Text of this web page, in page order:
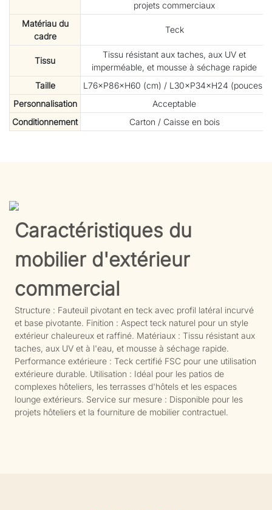
projets commerciaux
Matériau du
cadre
Teck
Tissu
Tissu résistant aux taches, aux UV et
imperméable, et mousse à séchage rapide
Taille
L76×P86×H60 (cm) / L30×P34×H24 (pouces)
Personnalisation
Acceptable
Conditionnement
Carton / Caisse en bois
Caractéristiques du
mobilier d'extérieur
commercial
Structure : Fauteuil pivotant en teck avec profil latéral incurvé
et base pivotante. Finition : Aspect teck naturel pour un style
extérieur chaleureux et raffiné. Matériaux : Tissu résistant aux
taches, aux UV et à l'eau, et mousse à séchage rapide.
Performance extérieure : Teck certifié FSC pour une utilisation
extérieure durable. Utilisation : Idéal pour les patios de
complexes hôteliers, les terrasses d'hôtels et les espaces
lounge extérieurs. Service sur mesure : Disponible pour les
projets hôteliers et la fourniture de mobilier contractuel.